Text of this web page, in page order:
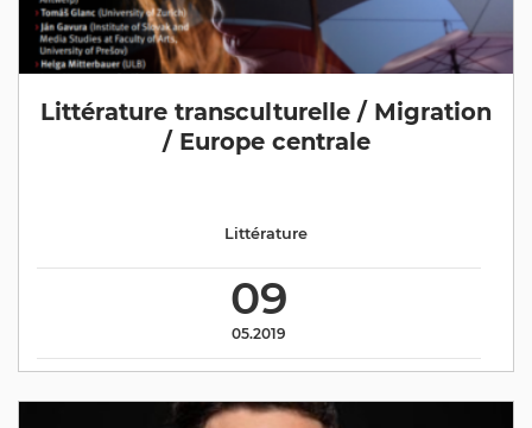
Littérature transculturelle / Migration
/ Europe centrale
09
05.2019
Littérature